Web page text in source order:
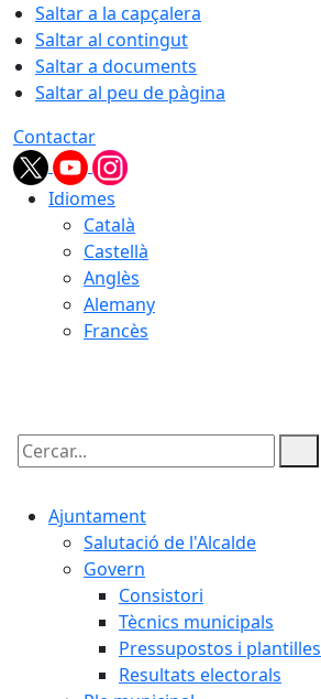
Saltar a la capçalera
Saltar al contingut
Saltar a documents
Saltar al peu de pàgina
Contactar
Idiomes
Català
Castellà
Anglès
Alemany
Francès
Cercar:
Ajuntament
Salutació de l'Alcalde
Govern
Consistori
Tècnics municipals
Pressupostos i plantilles
Resultats electorals